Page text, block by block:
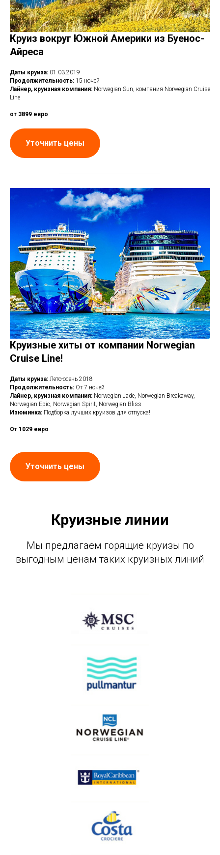
Круиз вокруг Южной Америки из Буенос-
Айреса
Даты круиза: 01.03.2019
Продолжительность: 15 ночей
Лайнер, круизная компания: Norwegian Sun, компания Norwegian Cruise
Line
от 3899 евро
Уточнить цены
Круизные хиты от компании Norwegian
Cruise Line!
Даты круиза: Лето-осень 2018
Продолжительность: От 7 ночей
Лайнер, круизная компания: Norwegian Jade, Norwegian Breakaway,
Norwegian Epic, Norwegian Spirit, Norwegian Bliss
Изюминка: Подборка лучших круизов для отпуска!
От 1029 евро
Уточнить цены
Круизные линии
Мы предлагаем горящие круизы по
выгодным ценам таких круизных линий